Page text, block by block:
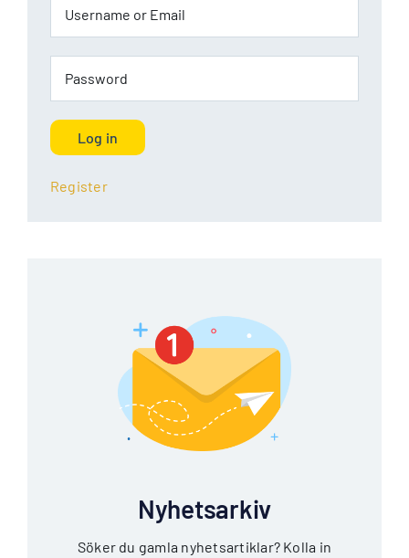
Log in
Register
Nyhetsarkiv
Söker du gamla nyhetsartiklar? Kolla in